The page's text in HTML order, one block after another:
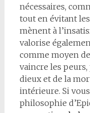
nécessaires,
tout en évitant
mènent à
valorise
comme moyen
vaincre les
dieux et de la
intérieure. Si
philosophie